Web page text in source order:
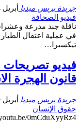
جريدة بريس ميديا
أبريل 14, 2023
فيديو الصحافة
ناقلة جند مدرعة
في عملية اعتقال
تيكسيرا…
فيديو تصريحات
قانون الهجرة
جريدة بريس ميديا
أبريل 9, 2023
حقوق الإنسان
0mCduXyyRz4